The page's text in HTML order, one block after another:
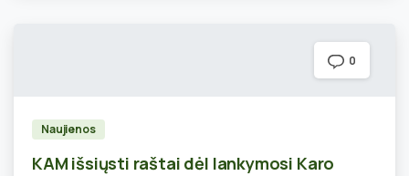
0
Naujienos
KAM išsiųsti raštai dėl lankymosi Karo